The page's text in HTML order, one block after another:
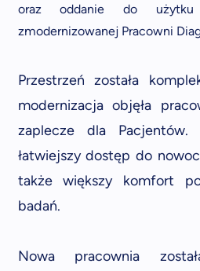
oraz oddanie do użytku
zmodernizowanej Pracowni
Przestrzeń została
modernizacja objęła
zaplecze dla Pacjentów.
łatwiejszy dostęp do
także większy komfort
badań.
Nowa pracownia